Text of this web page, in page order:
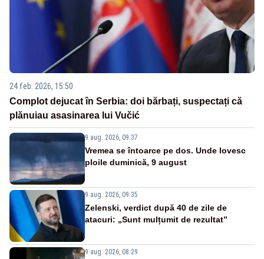
24 feb. 2026, 15:50
Complot dejucat în Serbia: doi bărbați, suspectați că
plănuiau asasinarea lui Vučić
9 aug. 2026, 09:37
Vremea se întoarce pe dos. Unde lovesc
ploile duminică, 9 august
9 aug. 2026, 09:35
Zelenski, verdict după 40 de zile de
atacuri: „Sunt mulțumit de rezultat”
9 aug. 2026, 08:29